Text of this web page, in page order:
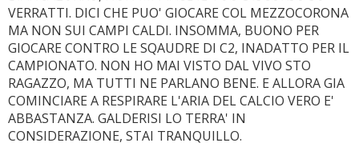
VERRATTI. DICI CHE PUO' GIOCARE COL MEZZOCORONA
MA NON SUI CAMPI CALDI. INSOMMA, BUONO PER
GIOCARE CONTRO LE SQAUDRE DI C2, INADATTO PER IL
CAMPIONATO. NON HO MAI VISTO DAL VIVO STO
RAGAZZO, MA TUTTI NE PARLANO BENE. E ALLORA GIA
COMINCIARE A RESPIRARE L'ARIA DEL CALCIO VERO E'
ABBASTANZA. GALDERISI LO TERRA' IN
CONSIDERAZIONE, STAI TRANQUILLO.